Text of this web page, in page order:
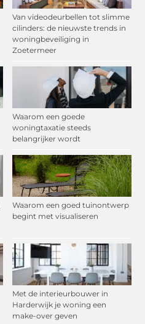
Van videodeurbellen tot slimme
cilinders: de nieuwste trends in
woningbeveiliging in
Zoetermeer
Waarom een goede
woningtaxatie steeds
belangrijker wordt
Waarom een goed tuinontwerp
begint met visualiseren
Met de interieurbouwer in
Harderwijk je woning een
make-over geven